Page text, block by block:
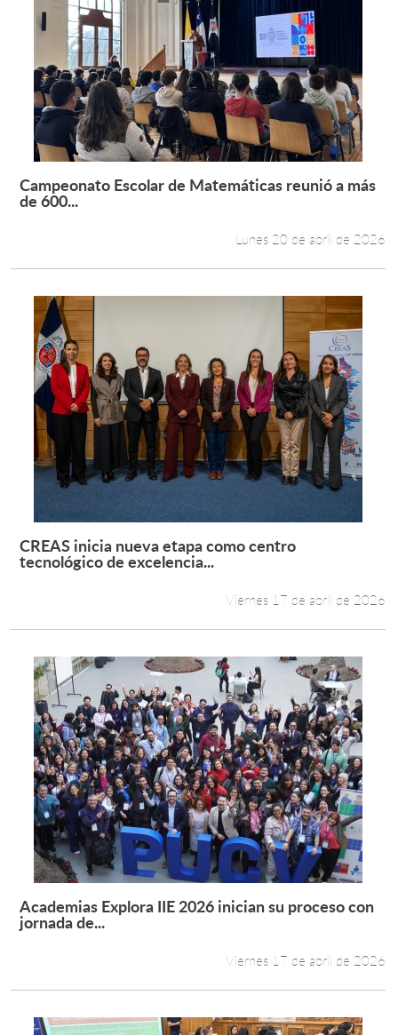
Leer más +
Campeonato Escolar de Matemáticas reunió a más
de 600...
Lunes 20 de abril de 2026
Leer más +
CREAS inicia nueva etapa como centro
tecnológico de excelencia...
Viernes 17 de abril de 2026
Leer más +
Academias Explora IIE 2026 inician su proceso con
jornada de...
Viernes 17 de abril de 2026